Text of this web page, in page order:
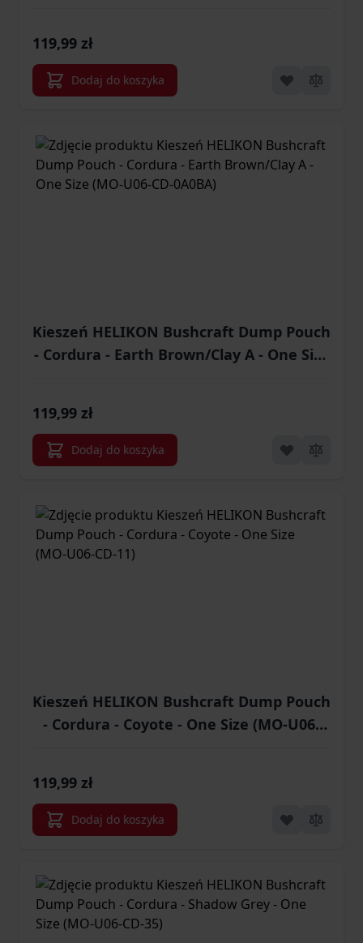
119,99 zł
Dodaj do koszyka
Kieszeń HELIKON Bushcraft Dump Pouch
- Cordura - Earth Brown/Clay A - One Size
119,99 zł
Dodaj do koszyka
Kieszeń HELIKON Bushcraft Dump Pouch
- Cordura - Coyote - One Size (MO-U06-
119,99 zł
Dodaj do koszyka